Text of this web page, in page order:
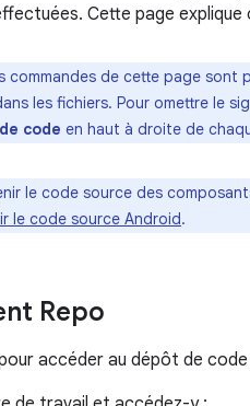
Cette page
commandes de cette page sont
les fichiers. Pour omettre le
code en haut à droite de
le code source des
le code source Android.
Repo
accéder au dépôt de